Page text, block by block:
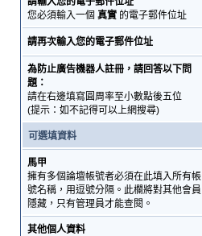
您必須輸入一個 真實的電子郵件位址
請再次輸入您的電子郵件位址
為防止廣告機器人註冊，請回答以下問
題：
請在右邊填寫圓周率至小數點後五位
(提示：如不記得可以上網搜尋)
可選填資料
馬甲
擁有多個論壇帳號者必須在此填入所有帳
號名稱，用逗號分隔。此欄將對其他會員
隱藏，只有管理員才能查閱。
其他個人資料